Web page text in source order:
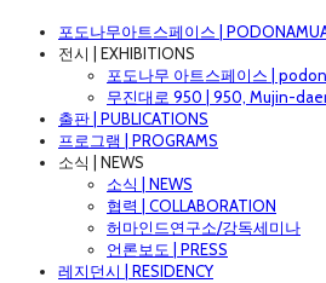
포도나무아트스페이스 |
전시 | EXHIBITIONS
포도나무 아트스페이스 |
무진대로 950 | 950, Mujin-
출판 | PUBLICATIONS
프로그램 | PROGRAMS
소식 | NEWS
소식 | NEWS
협력 | COLLABORATION
허마인드연구소/강독세미나
언론보도 | PRESS
레지던시 | RESIDENCY